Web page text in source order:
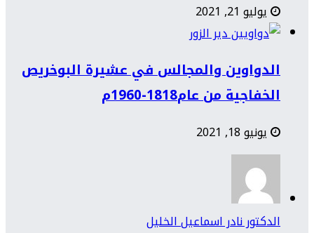
يوليو 21, 2021
الدواوين والمجالس في عشيرة البوخريص
الخفاجية من عام1818-1960م
يونيو 18, 2021
الدكتور نادر اسماعيل الخليل